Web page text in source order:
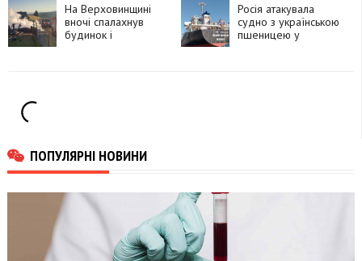
На Верховинщині
вночі спалахнув
будинок і
Росія атакувала
судно з українською
пшеницею у
ПОПУЛЯРНІ НОВИНИ